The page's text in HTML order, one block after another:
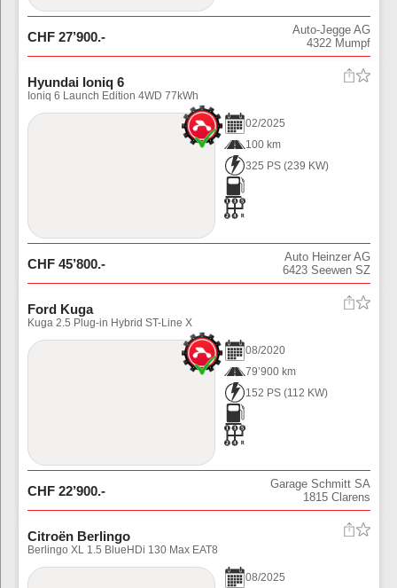
CHF 27’900.-
Auto-Jegge AG
4322 Mumpf
Hyundai Ioniq 6
Ioniq 6 Launch Edition 4WD 77kWh
02/2025
100 km
325 PS (239 KW)
CHF 45’800.-
Auto Heinzer AG
6423 Seewen SZ
Ford Kuga
Kuga 2.5 Plug-in Hybrid ST-Line X
08/2020
79’900 km
152 PS (112 KW)
CHF 22’900.-
Garage Schmitt SA
1815 Clarens
Citroën Berlingo
Berlingo XL 1.5 BlueHDi 130 Max EAT8
08/2025